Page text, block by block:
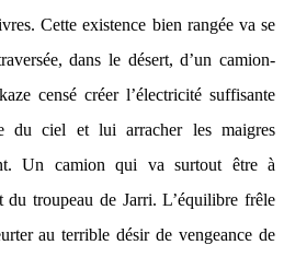
Cette existence bien rangée va se
dans le désert, d’un camion-
censé créer l’électricité suffisante
du ciel et lui arracher les maigres
Un camion qui va surtout être à
du troupeau de Jarri. L’équilibre frêle
au terrible désir de vengeance de